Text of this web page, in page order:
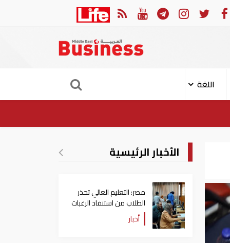
وبيرو يستأنفان العلاقات بعد قطيعة 9 أشهر.. وتنصيب رئيسا جديدا لكولومبيا
اللغة
الأخبار الرئيسية
مصر: التعليم العالي تحذر
الطلاب من استنفاد الرغبات
قبل غلق التسجيل
أخبار